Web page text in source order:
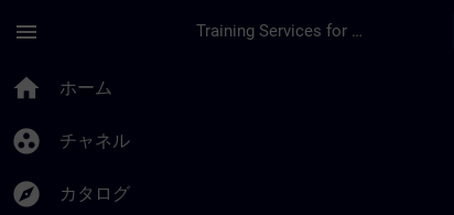
menu Training Services for Digital Industries
home ホーム
group_work チャネル
explore カタログ